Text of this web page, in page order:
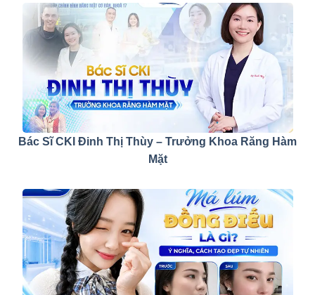
Bác Sĩ CKI Đinh Thị Thùy – Trưởng Khoa Răng Hàm
Mặt